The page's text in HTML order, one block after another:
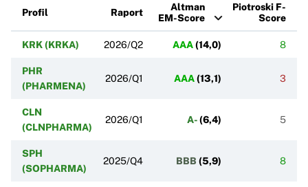
Profil Raport
Altman
EM-Score
Piotroski F-
Score
KRK (KRKA) 2026/Q2 AAA(14,0) 8
PHR
(PHARMENA)
2026/Q1 AAA(13,1) 3
CLN
(CLNPHARMA)
2026/Q1 A-(6,4) 5
SPH
(SOPHARMA)
2025/Q4 BBB (5,9) 8